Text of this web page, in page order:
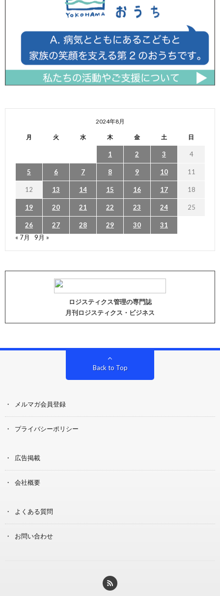
2024年8月
月 火 水 木 金 土 日
1 2 3 4
5 6 7 8 9 10 11
12 13 14 15 16 17 18
19 20 21 22 23 24 25
26 27 28 29 30
31
« 7月
9月 »
ロジスティクス管理の専門誌
月刊ロジスティクス・ビジネス
Back to Top
メルマガ会員登録
プライバシーポリシー
広告掲載
会社概要
よくある質問
お問い合わせ